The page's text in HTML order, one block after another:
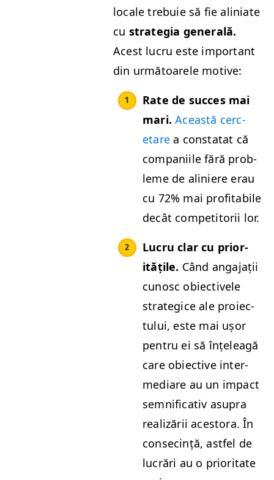
locale tre­buie să fie alini­ate
cu strate­gia gen­er­ală.
Acest lucru este impor­tant
din urmă­toarele motive:
Rate de suc­ces mai
mari. Această cerc­
etare a con­statat că
com­pani­ile fără prob­
leme de alin­iere erau
cu 72% mai prof­itabile
decât com­peti­torii lor.
Lucru clar cu pri­or­
itățile. Când anga­jații
cunosc obiec­tivele
strate­gice ale proiec­
tu­lui, este mai ușor
pen­tru ei să înțe­leagă
care obiec­tive inter­
me­di­are au un impact
sem­ni­fica­tiv asupra
real­izării aces­to­ra. În
con­secință, ast­fel de
lucrări au o pri­or­i­tate